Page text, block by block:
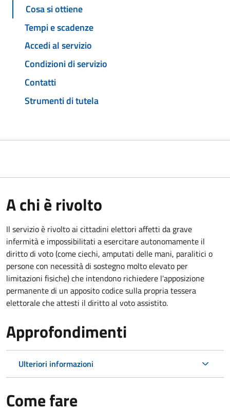
Cosa si ottiene
Tempi e scadenze
Accedi al servizio
Condizioni di servizio
Contatti
Strumenti di tutela
A chi è rivolto
Il servizio è rivolto ai cittadini elettori affetti da grave
infermità e impossibilitati a esercitare autonomamente il
diritto di voto (come ciechi, amputati delle mani, paralitici o
persone con necessità di sostegno molto elevato per
limitazioni fisiche) che intendono richiedere l'apposizione
permanente di un apposito codice sulla propria tessera
elettorale che attesti il diritto al voto assistito.
Approfondimenti
Ulteriori informazioni
Come fare